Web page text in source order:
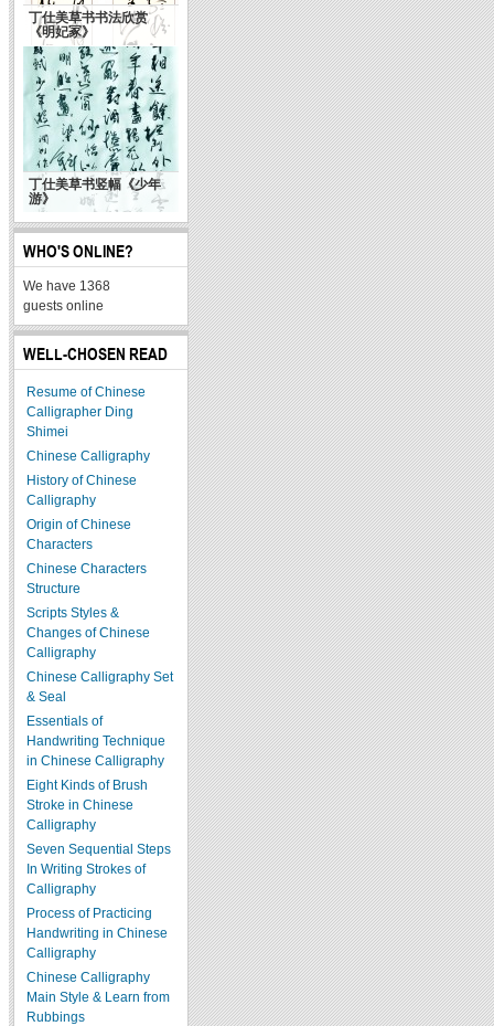
丁仕美草书书法欣赏
《明妃冢》
丁仕美草书竖幅《少年
游》
WHO'S ONLINE?
We have 1368
guests online
WELL-CHOSEN READ
Resume of Chinese
Calligrapher Ding
Shimei
Chinese Calligraphy
History of Chinese
Calligraphy
Origin of Chinese
Characters
Chinese Characters
Structure
Scripts Styles &
Changes of Chinese
Calligraphy
Chinese Calligraphy Set
& Seal
Essentials of
Handwriting Technique
in Chinese Calligraphy
Eight Kinds of Brush
Stroke in Chinese
Calligraphy
Seven Sequential Steps
In Writing Strokes of
Calligraphy
Process of Practicing
Handwriting in Chinese
Calligraphy
Chinese Calligraphy
Main Style & Learn from
Rubbings